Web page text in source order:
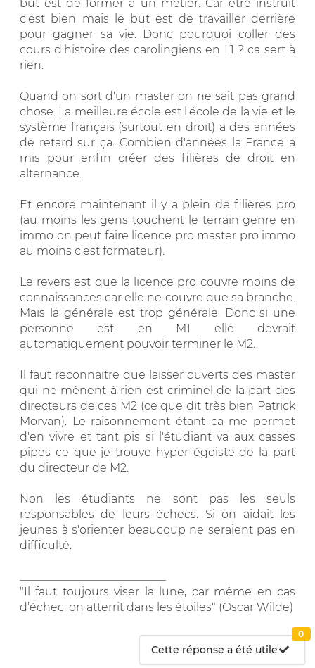
but est de former à un métier. Car être instruit
c'est bien mais le but est de travailler derrière
pour gagner sa vie. Donc pourquoi coller des
cours d'histoire des carolingiens en L1 ? ca sert à
rien.
Quand on sort d'un master on ne sait pas grand
chose. La meilleure école est l'école de la vie et le
système français (surtout en droit) a des années
de retard sur ça. Combien d'années la France a
mis pour enfin créer des filières de droit en
alternance.
Et encore maintenant il y a plein de filières pro
(au moins les gens touchent le terrain genre en
immo on peut faire licence pro master pro immo
au moins c'est formateur).
Le revers est que la licence pro couvre moins de
connaissances car elle ne couvre que sa branche.
Mais la générale est trop générale. Donc si une
personne est en M1 elle devrait
automatiquement pouvoir terminer le M2.
Il faut reconnaitre que laisser ouverts des master
qui ne mènent à rien est criminel de la part des
directeurs de ces M2 (ce que dit très bien Patrick
Morvan). Le raisonnement étant ca me permet
d'en vivre et tant pis si l'étudiant va aux casses
pipes ce que je trouve hyper égoiste de la part
du directeur de M2.
Non les étudiants ne sont pas les seuls
responsables de leurs échecs. Si on aidait les
jeunes à s'orienter beaucoup ne seraient pas en
difficulté.
"Il faut toujours viser la lune, car même en cas
d’échec, on atterrit dans les étoiles" (Oscar Wilde)
Cette réponse a été utile
0